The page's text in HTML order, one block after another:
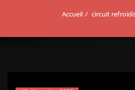
Accueil circuit